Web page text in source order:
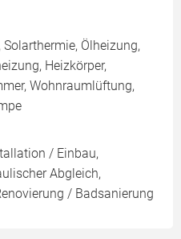
Ölheizung,
Heizkörper,
Wohnraumlüftung,
/ Einbau,
Abgleich,
/ Badsanierung